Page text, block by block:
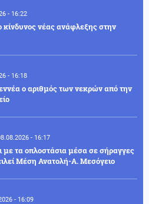
- 16:22
κίνδυνος νέας ανάφλεξης στην
- 16:18
ο αριθμός των νεκρών από την
- 16:17
με τα οπλοστάσια μέσα σε σήραγγες
Μέση Ανατολή-Α. Μεσόγειο
- 16:09